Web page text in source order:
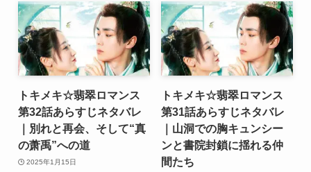
トキメキ☆翡翠ロマンス
第32話あらすじネタバレ
｜別れと再会、そして“真
の萧禹”への道
2025年1月15日
トキメキ☆翡翠ロマンス
第31話あらすじネタバレ
｜山洞での胸キュンシー
ンと書院封鎖に揺れる仲
間たち